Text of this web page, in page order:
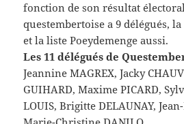
fonction de son résultat
questembertoise a 9 délégués,
et la liste Poeydemenge aussi.
Les 11 délégués de
Jeannine MAGREX, Jacky
GUIHARD, Maxime PICARD,
LOUIS, Brigitte DELAUNAY,